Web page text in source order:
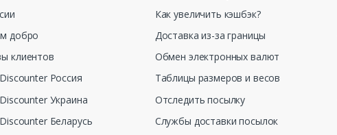
добро
клиентов
Россия
Украина
Беларусь
Как увеличить кэшбэк?
Доставка из-за границы
Обмен электронных валют
Таблицы размеров и весов
Отследить посылку
Службы доставки посылок